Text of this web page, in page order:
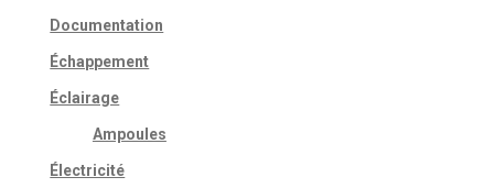
Documentation
Échappement
Éclairage
Ampoules
Électricité